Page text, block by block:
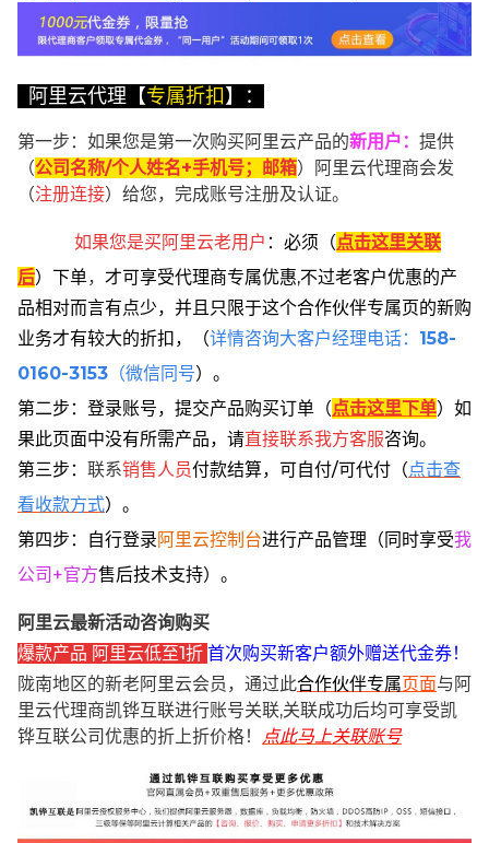
阿里云代理【专属折扣】：
第一步：如果您是第一次购买阿里云产品的新用户 ： 提供
（公司名称/个人姓名+手机号；邮箱）阿里云代理商会发
（注册连接）给您，完成账号注册及认证。
如果您是买阿里云老用户 ： 必须 （点击这里关联
后） 下单， 才可享受代理商专属优惠,不过老客户优惠的产
品相对而言有点少，并且只限于这个合作伙伴专属页的新购
业务才有较大的折扣，
（详情咨询大客户经理电话： 158-
0160-3153 （微信同号）。
第二步：登录账号，提交产品购买订单（点击这里下单） 如
果此页面中没有所需产品，请直接联系我方客服咨询。
第三步： 联系销售人员付款结算，可自付/可代付（点击查
看收款方式）。
第四步：自行登录阿里云控制台进行产品管理（同时享受我
公司+官方售后技术支持）。
阿里云最新活动咨询购买
爆款产品 阿里云低至1折 首次购买新客户额外赠送代金券！
陇南地区的新老阿里云会员，通过此合作伙伴专属页面与阿
里云代理商凯铧互联进行账号关联,关联成功后均可享受凯
铧互联公司优惠的折上折价格！
点此马上关联账号